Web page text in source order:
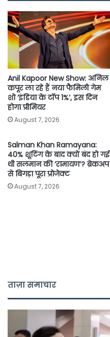
o
o
k
e
r
A
p
p
i
n
k
Anil Kapoor New Show: अनिल
कपूर ला रहे हैं नया फैमिली गेम
शो ‘इंडिया के टॉप 1%’, इस दिन
होगा प्रीमियर
August 7, 2026
Salman Khan Ramayana:
40% शूटिंग के बाद क्यों बंद हो गई
थी सलमान की ‘रामायण’? ब्रेकअप
से बिगड़ा पूरा प्रोजेक्ट
August 7, 2026
ताज़ा समाचार